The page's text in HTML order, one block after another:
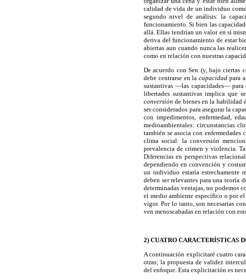
calidad de vida de un individuo
segundo nivel de análisis: la
funcionamiento. Si bien las
allá. Ellas tendrían un valor en sí
deriva del funcionamiento de estar
abiertas aun cuando nunca las
como en relación con nuestras
De acuerdo con Sen (y, bajo ciertas
debe centrarse en lacapacidadpara
sustantivas —las capacidades— para
libertades sustantivas implica que
conversiónde bienes en la habilidad
ser considerados para asegurar la
con impedimentos, enfermedad,
medioambientales: circunstancias
también se asocia con
clima social: la conversión
prevalencia de crimen y violencia.
Diferencias en perspectivas
dependiendo en convención y
un individuo estaría estrechamente
deben ser relevantes para una teoría
determinadas ventajas, no podemos
el medio ambiente específico o por
vigor. Por lo tanto, son necesarias
ven menoscabadas en relación con
2) CUATRO CARACTERÍSTICAS
A continuación explicitaré cuatro
otras; la propuesta de validez
del enfoque. Esta explicitación es